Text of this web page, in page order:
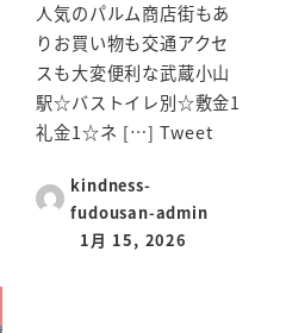
人気のパルム商店街もあ
りお買い物も交通アクセ
スも大変便利な武蔵小山
駅☆バストイレ別☆敷金1
礼金1☆ネ […] Tweet
kindness-
fudousan-admin
1月 15, 2026